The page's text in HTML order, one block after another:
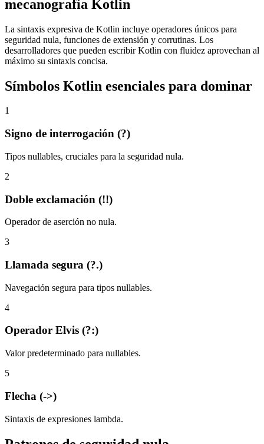
mecanografía Kotlin
La sintaxis expresiva de Kotlin incluye operadores únicos para
seguridad nula, funciones de extensión y corrutinas. Los
desarrolladores que pueden escribir Kotlin con fluidez aprovechan al
máximo su sintaxis concisa.
Símbolos Kotlin esenciales para dominar
1
Signo de interrogación (?)
Tipos nullables, cruciales para la seguridad nula.
2
Doble exclamación (!!)
Operador de aserción no nula.
3
Llamada segura (?.)
Navegación segura para tipos nullables.
4
Operador Elvis (?:)
Valor predeterminado para nullables.
5
Flecha (->)
Sintaxis de expresiones lambda.